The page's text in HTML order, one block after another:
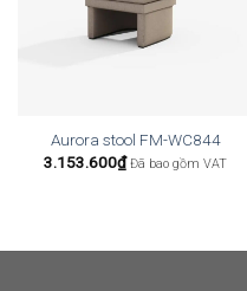
Aurora stool FM-WC844
3.153.600₫ Đã bao gồm VAT